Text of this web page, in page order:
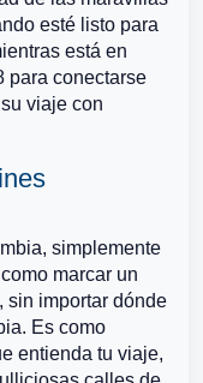
esté listo para
está en
para conectarse
viaje con
simplemente
marcar un
sin importar dónde
Es como
entienda tu viaje,